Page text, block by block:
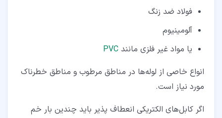
فولاد ضد زنگ
آلومینیوم
یا مواد غیر فلزی مانند PVC
انواع خاصی از لوله‌ها در مناطق مرطوب و مناطق خطرناک
مورد نیاز است.
اگر کابل‌های الکتریکی انعطاف ‌پذیر باید چندین بار خم